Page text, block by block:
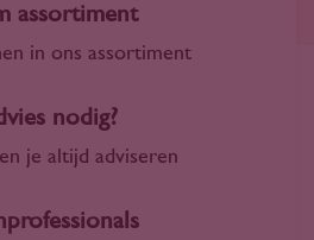
assortiment
in ons assortiment
nodig?
je altijd adviseren